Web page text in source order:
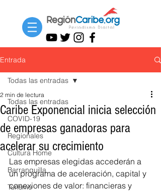
Entrada
Todas las entradas
COVID-19
Regionales
Cultura Home
Barranquilla
Turismo
Todas las entradas
Caribe Exponencial inicia selección
de empresas ganadoras para
acelerar su crecimiento
2 min de lectura
Las empresas elegidas accederán a
un programa de aceleración, capital y
conexiones de valor: financieras y